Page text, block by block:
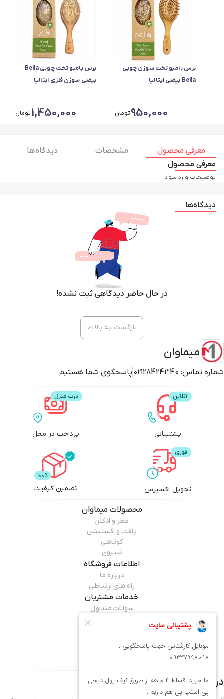
برس بامبو تخت سوزن چوبی
Bella بیضی ایتالیا
950,000تومان
برس بامبو تخت چوبی Bella
بیضی سوزن فلزی ایتالیا
1,450,000تومان
معرفی محصول مشخصات
دیدگاه ها
معرفی محصول
توضیحات وارد شود
دیدگاه‌ها
در حال حاضر دیدگاهی ثبت نشده!
میماوان
شماره تماس: 02128424340 پاسخگوی شما هستیم
بازگشت به بالا
پشتیبانی پرداخت در محل
تحویل اکسپرس تضمین کیفیت
محصولاتمیماوان
عطر و ادکلن
بافت و اکستنشن
کوتاهی
شنیون
اطلاعات فروشگاه
درباره ما
راه های ارتباطی
خدمات مشتریان
سوالات متداول
قوانین مرجوعی
همراه ما باشید
درباره فروشگاهمیماوان